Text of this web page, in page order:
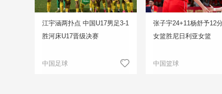
江宇涵两扑点 中国U17男足3-1
胜河床U17晋级决赛
中国足球
张子宇24+11杨舒予12
女篮胜尼日利亚女篮
中国篮球